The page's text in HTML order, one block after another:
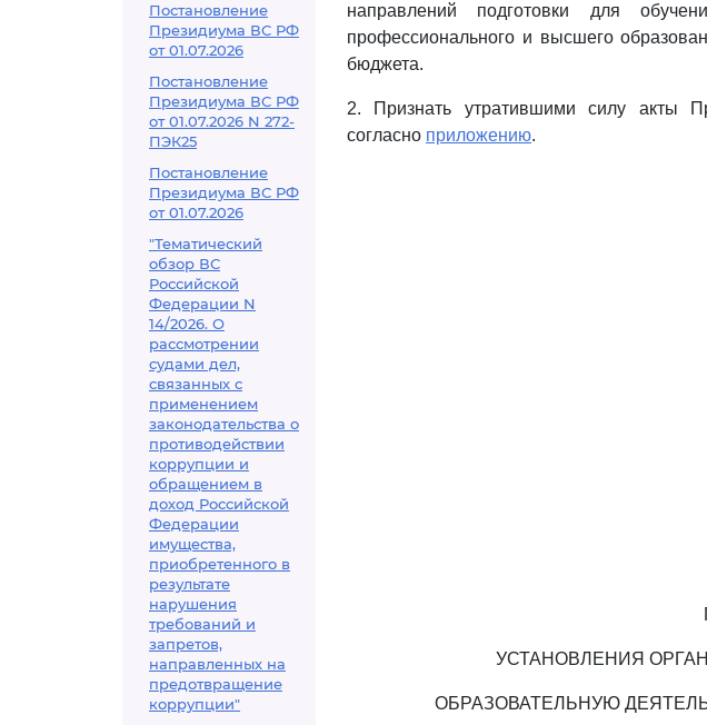
Постановление
Президиума ВС РФ
от 01.07.2026
Постановление
Президиума ВС РФ
от 01.07.2026 N 272-
ПЭК25
Постановление
Президиума ВС РФ
от 01.07.2026
"Тематический
обзор ВС
Российской
Федерации N
14/2026. О
рассмотрении
судами дел,
связанных с
применением
законодательства о
противодействии
коррупции и
обращением в
доход Российской
Федерации
имущества,
приобретенного в
результате
нарушения
требований и
запретов,
направленных на
предотвращение
коррупции"
направлений подготовки для
профессионального и высшего
бюджета.
2. Признать утратившими силу акты
согласно приложению.
УСТАНОВЛЕНИЯ
ОБРАЗОВАТЕЛЬНУЮ